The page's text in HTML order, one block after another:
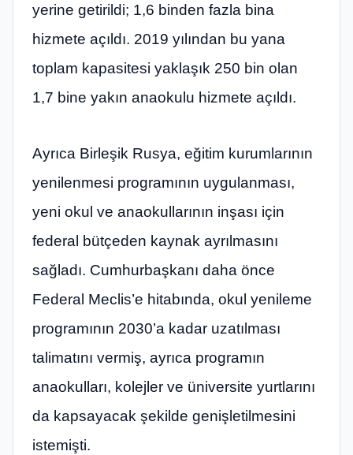
yerine getirildi; 1,6 binden fazla bina
hizmete açıldı. 2019 yılından bu yana
toplam kapasitesi yaklaşık 250 bin olan
1,7 bine yakın anaokulu hizmete açıldı.
Ayrıca Birleşik Rusya, eğitim kurumlarının
yenilenmesi programının uygulanması,
yeni okul ve anaokullarının inşası için
federal bütçeden kaynak ayrılmasını
sağladı. Cumhurbaşkanı daha önce
Federal Meclis’e hitabında, okul yenileme
programının 2030’a kadar uzatılması
talimatını vermiş, ayrıca programın
anaokulları, kolejler ve üniversite yurtlarını
da kapsayacak şekilde genişletilmesini
istemişti.